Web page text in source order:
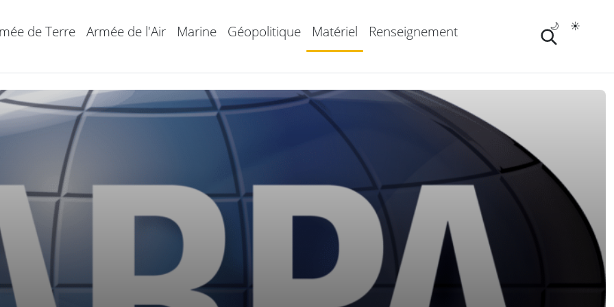
de Terre Armée de l'Air Marine Géopolitique Matériel Renseignement ☀️
🌙